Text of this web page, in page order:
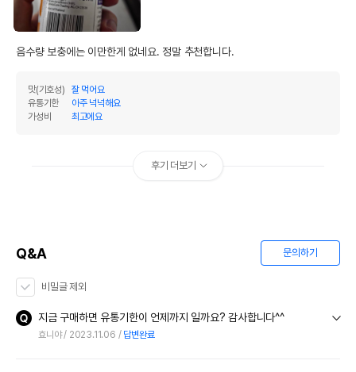
음수량 보충에는 이만한게 없네요. 정말 추천합니다.
맛(기호성)
잘 먹어요
유통기한
아주 넉넉해요
가성비
최고에요
후기 더보기
Q&A 문의하기
비밀글 제외
지금 구매하면 유통기한이 언제까지 일까요? 감사합니다^^
효니야 2023.11.06 답변완료